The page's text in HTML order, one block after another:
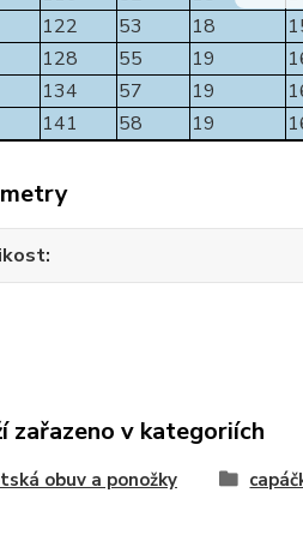
122 53 18
128 55 19
134 57 19
141 58 19
zařazeno v kategoriích
obuv a ponožky